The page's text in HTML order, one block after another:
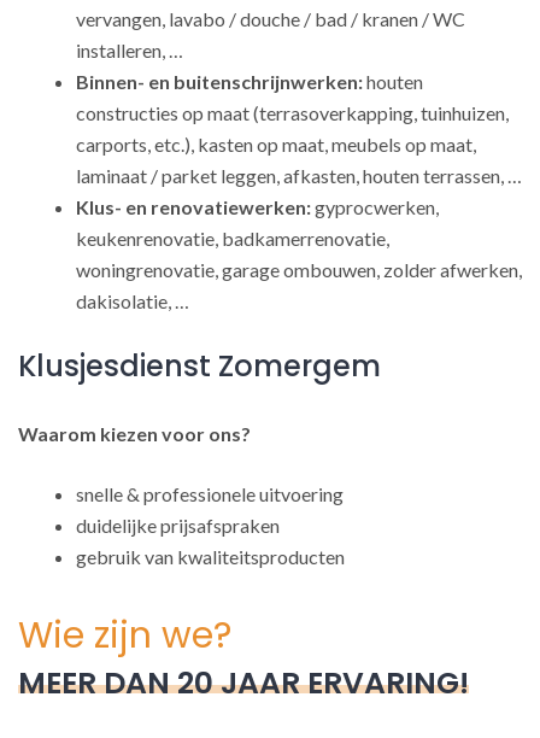
vervangen, lavabo / douche / bad / kranen / WC
installeren, …
Binnen- en buitenschrijnwerken:houten
constructies op maat (terrasoverkapping, tuinhuizen,
carports, etc.), kasten op maat, meubels op maat,
laminaat / parket leggen, afkasten, houten terrassen, …
Klus- en renovatiewerken:gyprocwerken,
keukenrenovatie, badkamerrenovatie,
woningrenovatie, garage ombouwen, zolder afwerken,
dakisolatie, …
Klusjesdienst Zomergem
Waarom kiezen voor ons?
snelle & professionele uitvoering
duidelijke prijsafspraken
gebruik van kwaliteitsproducten
Wie zijn we?
MEER DAN 20 JAAR ERVARING!